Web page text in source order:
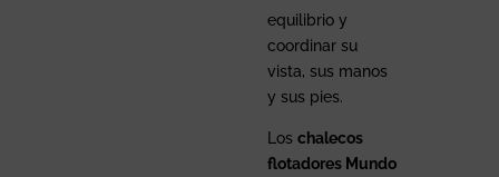
equilibrio y
coordinar su
vista, sus manos
y sus pies.
Los chalecos
flotadores Mundo